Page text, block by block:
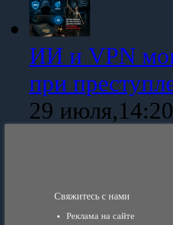
ИИ и VPN
при
29 июля,14:20
Свяжитесь с нами
Реклама на сайте